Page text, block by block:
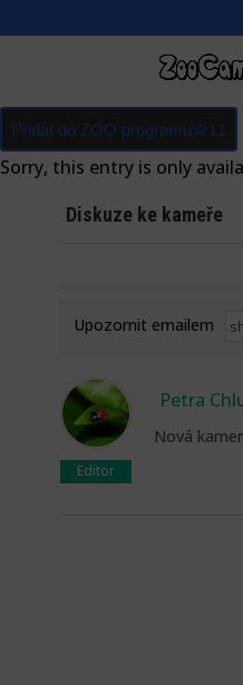
Přidat do ZOO programu 11
Sorry, this entry is only
Diskuze ke kameře
Upozornit emailem
Editor
Petra
Nová